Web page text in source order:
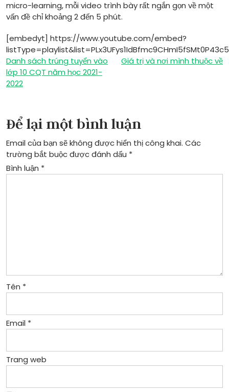
micro-learning, mỗi video trình bày rất ngắn gọn về một
vấn đề chỉ khoảng 2 đến 5 phút.
[embedyt] https://www.youtube.com/embed?
Điều
hướng
viết
Danh sách trúng tuyển vào
lớp 10 CQT năm học 2021-
2022
Giá trị và nơi mình thuộc về
Để lại một bình luận
Email của bạn sẽ không được hiển thị công khai. Các
trường bắt buộc được đánh dấu *
Bình luận *
Tên *
Email *
Trang web